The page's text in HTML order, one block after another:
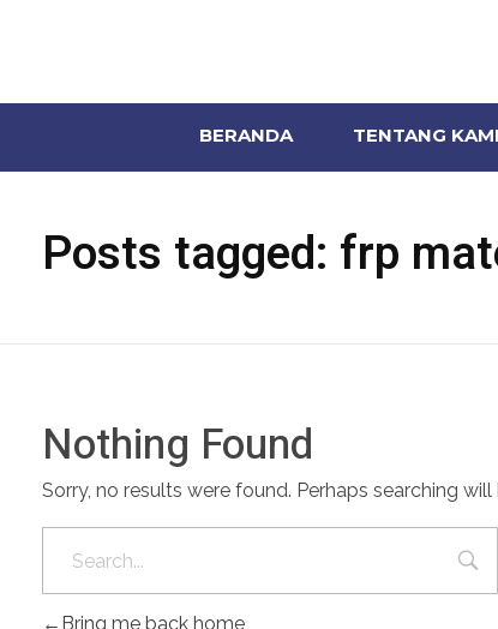
BERANDA TENTANG KAMI
Posts tagged: frp
Nothing Found
Sorry, no results were found. Perhaps searching
Bring me back home